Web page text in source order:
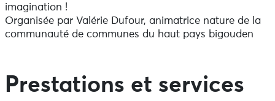
imagination !
Organisée par Valérie Dufour, animatrice nature de la
communauté de communes du haut pays bigouden
Prestations et services